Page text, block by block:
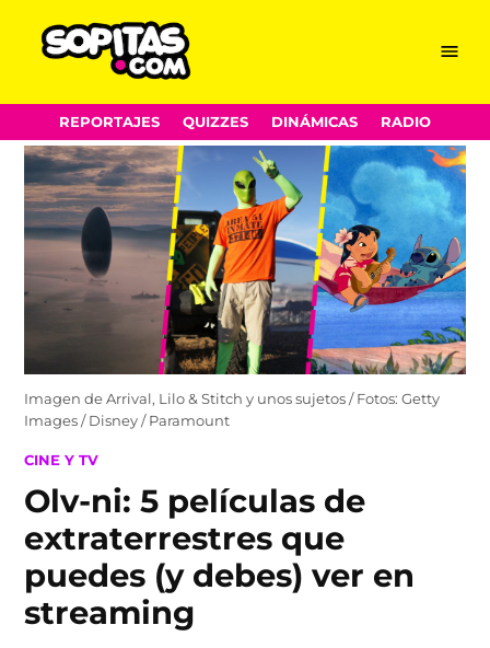
Skip
to
content
Menu
REPORTAJES QUIZZES DINÁMICAS RADIO
Imagen de Arrival, Lilo & Stitch y unos sujetos / Fotos: Getty
Images / Disney / Paramount
POSTED
CINE Y TV
Olv-ni: 5 películas de
extraterrestres que
puedes (y debes) ver en
streaming